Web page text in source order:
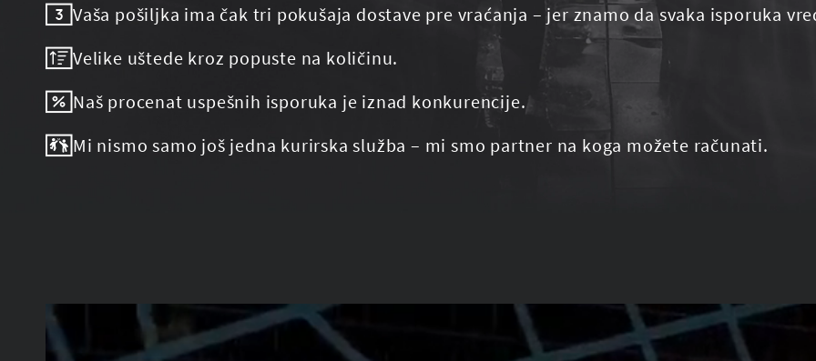
Vaša pošiljka ima čak tri pokušaja dostave pre vraćanja – jer znamo da svaka isporuka
Velike uštede kroz popuste na količinu.
Naš procenat uspešnih isporuka je iznad konkurencije.
Mi nismo samo još jedna kurirska služba – mi smo partner na koga možete računati.